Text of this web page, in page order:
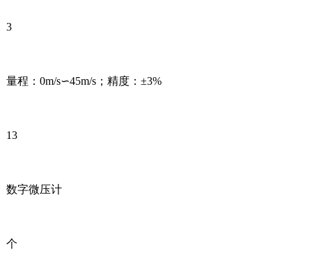
3
量程：0m/s∽45m/s；精度：±3%
13
数字微压计
个